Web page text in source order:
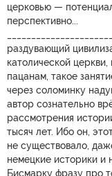
церковью —
перспективно...
раздувающий
католической
пацанам, такое
через соломинку
автор сознательно
рассмотрения
тысяч лет. Ибо он,
не существовало,
немецкие историки и
Бисмарку фразу про